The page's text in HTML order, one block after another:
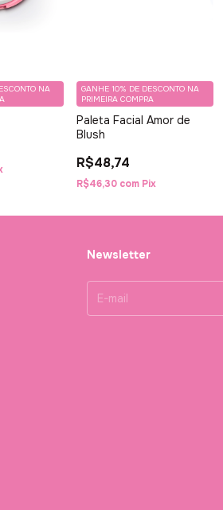
NA
Paleta Facial Amor de
Blush
R$48,74
R$46,30 com Pix
GANHE 10% DE DESCONTO NA
PRIMEIRA COMPRA
Newsletter